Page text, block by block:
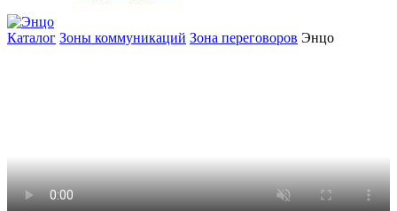
Каталог Зоны коммуникаций Зона переговоров Энцо